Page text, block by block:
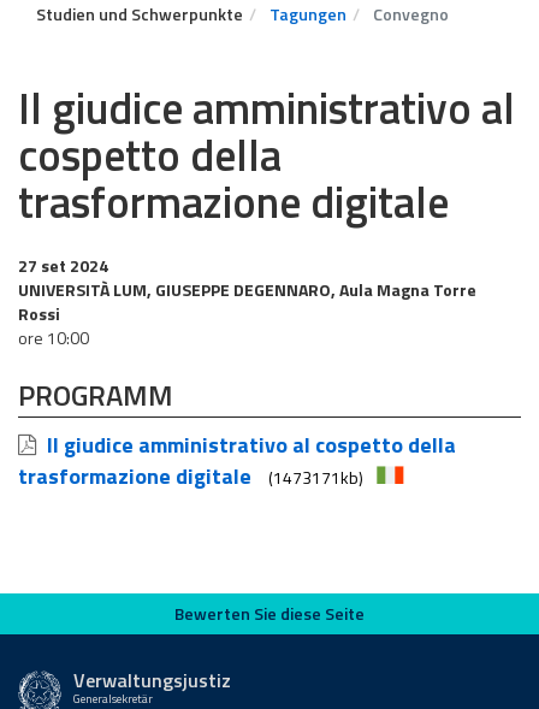
Studien und Schwerpunkte Tagungen Convegno
Il giudice amministrativo al
cospetto della
trasformazione digitale
27 set 2024
UNIVERSITÀ LUM, GIUSEPPE DEGENNARO, Aula Magna Torre
Rossi
ore 10:00
PROGRAMM
Il giudice amministrativo al cospetto della
trasformazione digitale
(1473171kb)
Bewerten Sie diese Seite
Bewerten Sie diese Seite
Verwaltungsjustiz
Generalsekretär